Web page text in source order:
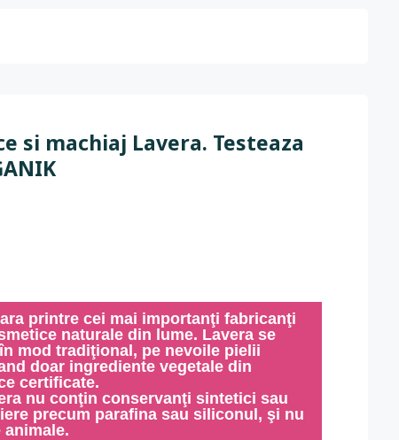
si machiaj Lavera. Testeaza
printre cei mai importanţi fabricanţi
naturale din lume. Lavera se
mod tradiţional, pe nevoile pielii
doar ingrediente vegetale din
certificate.
nu conţin conservanţi sintetici sau
precum parafina sau siliconul, şi nu